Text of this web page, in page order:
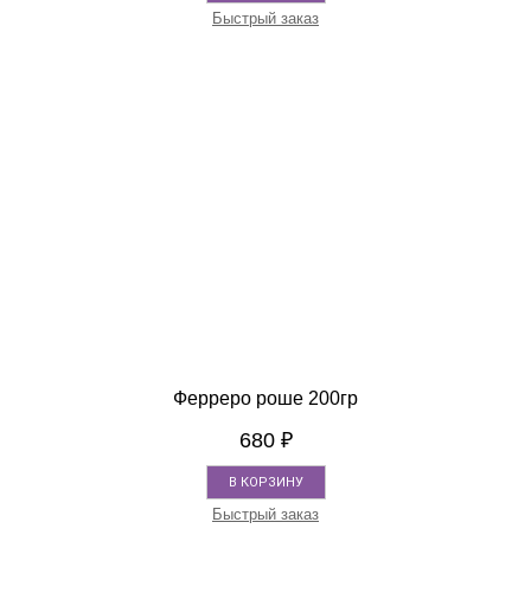
Быстрый заказ
Ферреро роше 200гр
680 ₽
В КОРЗИНУ
Быстрый заказ